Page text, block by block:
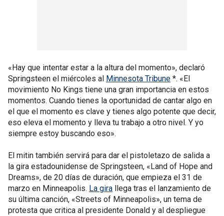
«Hay que intentar estar a la altura del momento», declaró
Springsteen el miércoles al Minnesota Tribune *. «El
movimiento No Kings tiene una gran importancia en estos
momentos. Cuando tienes la oportunidad de cantar algo en
el que el momento es clave y tienes algo potente que decir,
eso eleva el momento y lleva tu trabajo a otro nivel. Y yo
siempre estoy buscando eso».
El mitin también servirá para dar el pistoletazo de salida a
la gira estadounidense de Springsteen, «Land of Hope and
Dreams», de 20 días de duración, que empieza el 31 de
marzo en Minneapolis. La gira llega tras el lanzamiento de
su última canción, «Streets of Minneapolis», un tema de
protesta que critica al presidente Donald y al despliegue